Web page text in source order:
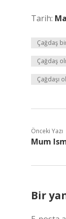
Tarih:
Çağdaş
Çağdaş
Çağdaşı
Önceki Yazı
Mum
Bir